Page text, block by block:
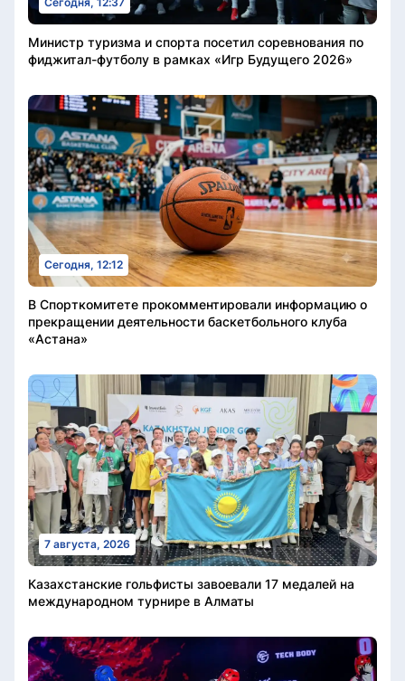
Министр туризма и спорта посетил соревнования по
фиджитал-футболу в рамках «Игр Будущего 2026»
Сегодня, 12:12
В Спорткомитете прокомментировали информацию о
прекращении деятельности баскетбольного клуба
«Астана»
7 августа, 2026
Казахстанские гольфисты завоевали 17 медалей на
международном турнире в Алматы